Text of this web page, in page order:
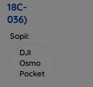
18C-
036)
Sopii:
DJI
Osmo
Pocket